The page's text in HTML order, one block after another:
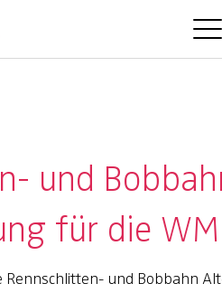
und
für die
Rennschlitten- und Bobbahn